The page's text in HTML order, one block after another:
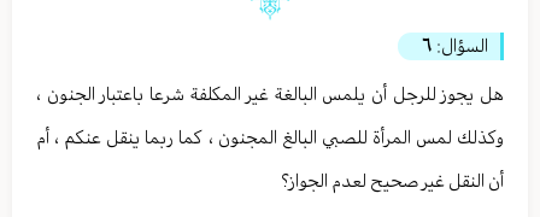
السؤال: ٦
هل يجوز للرجل أن يلمس البالغة غير المكلفة شرعا باعتبار الجنون ،
وكذلك لمس المرأة للصبي البالغ المجنون ، كما ربما ينقل عنكم ، أم
أن النقل غير صحيح لعدم الجواز؟